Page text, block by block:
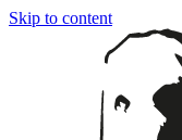
Skip to content